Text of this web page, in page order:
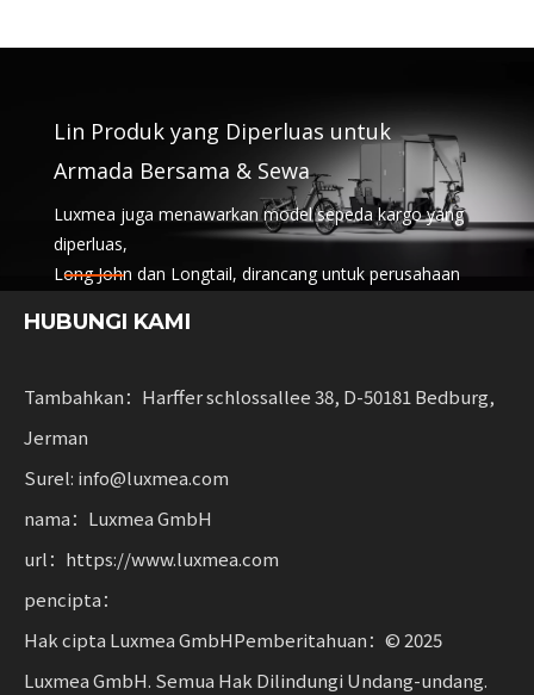
Lin Produk yang Diperluas untuk
Armada Bersama & Sewa
Luxmea juga menawarkan model sepeda kargo yang
diperluas,
Long John dan Longtail, dirancang untuk perusahaan
layanan berbagi dan penyewaan armada. Solusi ini
dengan fleksibilitas untuk bisnis yang meningkatkan
HUBUNGI KAMI
Tambahkan：Harffer schlossallee 38, D-50181 Bedburg,
Jerman
Surel: info@luxmea.com
nama：Luxmea GmbH
url：https://www.luxmea.com
pencipta：
Hak cipta Luxmea GmbHPemberitahuan：© ​​2025
Luxmea GmbH. Semua Hak Dilindungi Undang-undang.